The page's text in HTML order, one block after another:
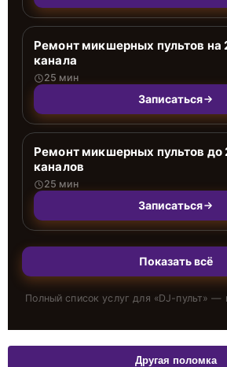
Ремонт микшерных пультов на
канала
25 мин
Записаться
Ремонт микшерных пультов до
каналов
25 мин
Записаться
Показать всё
Полный список услуг для «DJ-пульт» —
Другая поломка